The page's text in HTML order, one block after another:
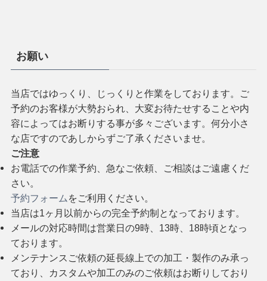
お願い
当店ではゆっくり、じっくりと作業をしております。ご
予約のお客様が大勢おられ、大変お待たせすることや内
容によってはお断りする事が多々ございます。何分小さ
な店ですのであしからずご了承くださいませ。
ご注意
お電話での作業予約、急なご依頼、ご相談はご遠慮くだ
さい。
予約フォーム をご利用ください。
当店は1ヶ月以前からの完全予約制となっております。
メールの対応時間は営業日の9時、13時、18時頃となっ
ております。
メンテナンスご依頼の延長線上での加工・製作のみ承っ
ており、カスタムや加工のみのご依頼はお断りしており